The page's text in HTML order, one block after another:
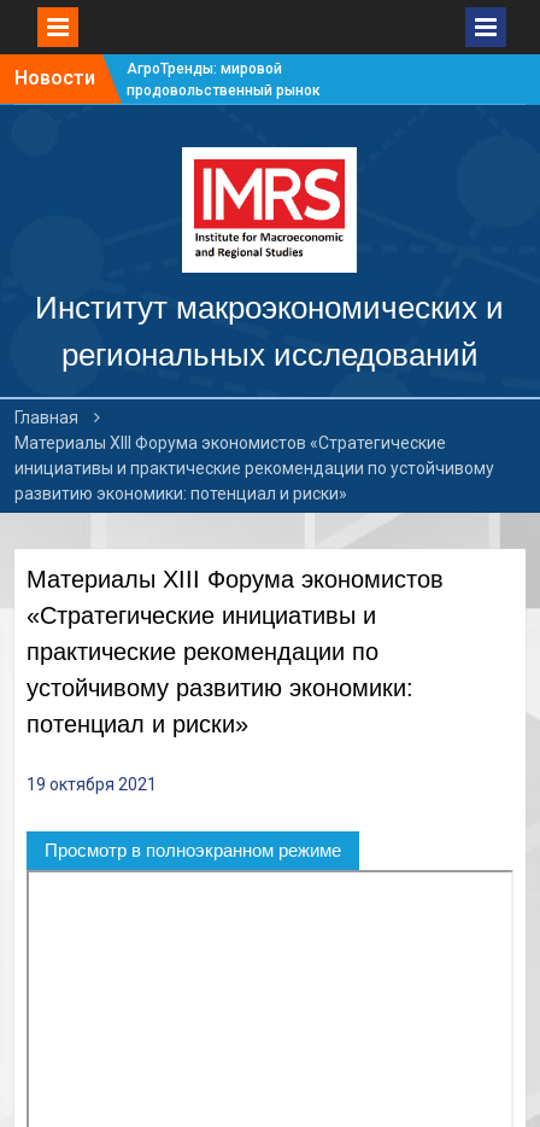
Новости
АгроТренды: мировой
продовольственный рынок
продовольственный рынок
АгроТренды: мировой
продовольственный рынок
АгроТренды: мировой
#4
Институт макроэкономических и
региональных исследований
Главная
Материалы XIII Форума экономистов «Стратегические
инициативы и практические рекомендации по устойчивому
развитию экономики: потенциал и риски»
Материалы XIII Форума экономистов
«Стратегические инициативы и
практические рекомендации по
устойчивому развитию экономики:
потенциал и риски»
19 октября 2021
Просмотр в полноэкранном режиме